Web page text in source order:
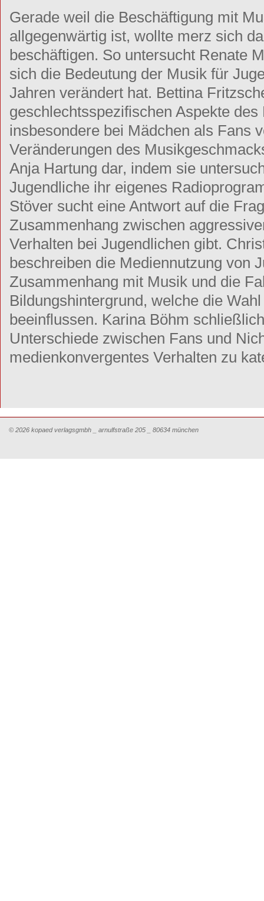
Gerade weil die Beschäftigung mit
allgegenwärtig ist, wollte merz sich
beschäftigen. So untersucht Renate
sich die Bedeutung der Musik für
Jahren verändert hat. Bettina
geschlechtsspezifischen Aspekte
insbesondere bei Mädchen als Fans
Veränderungen des
Anja Hartung dar, indem sie
Jugendliche ihr eigenes
Stöver sucht eine Antwort auf die
Zusammenhang zwischen
Verhalten bei Jugendlichen gibt.
beschreiben die Mediennutzung von
Zusammenhang mit Musik und die
Bildungshintergrund, welche die
beeinflussen. Karina Böhm
Unterschiede zwischen Fans und
medienkonvergentes Verhalten zu
© 2026 kopaed verlagsgmbh _ arnulfstraße 205 _ 80634 münchen